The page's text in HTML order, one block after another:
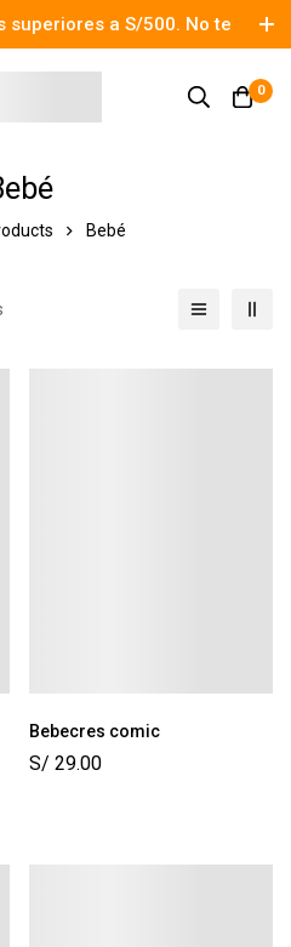
superiores a S/500. No te
0
Bebé
Bebecres comic
S/ 29.00